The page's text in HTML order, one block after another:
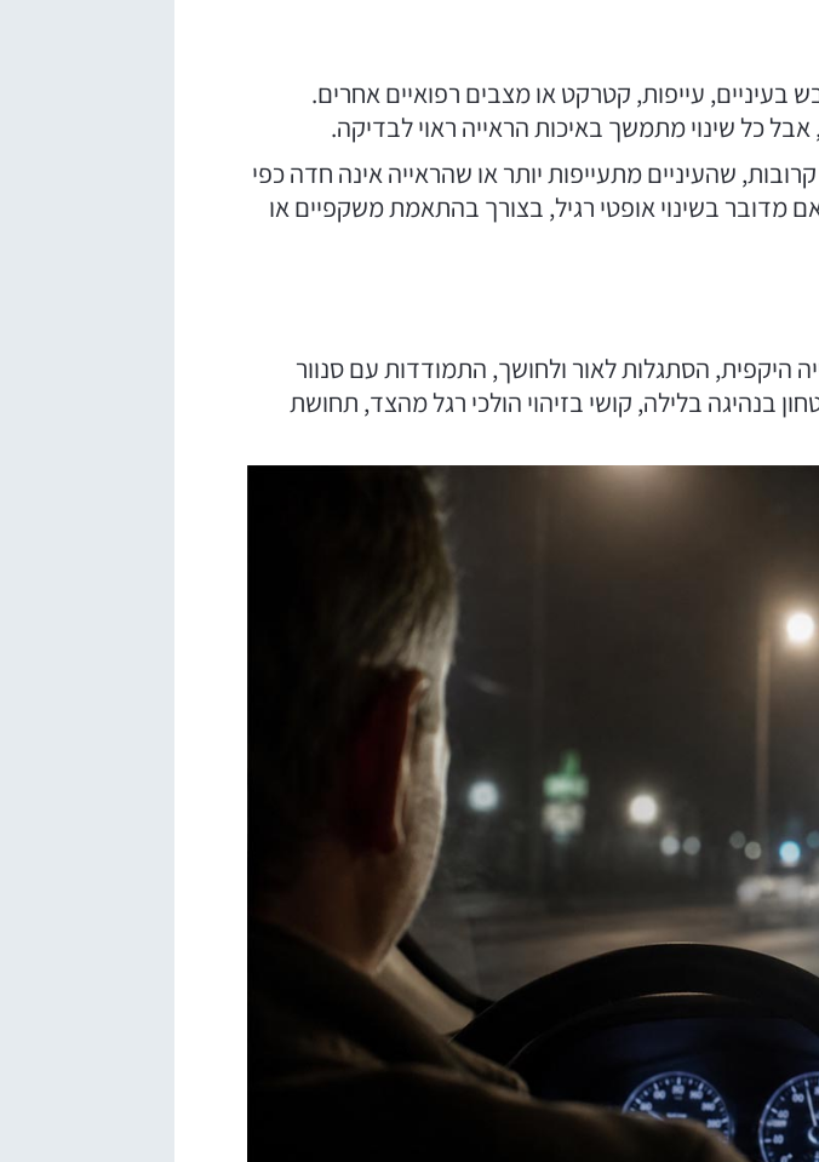
בעיניים, עייפות, קטרקט או מצבים רפואיים אחרים.
כל שינוי מתמשך באיכות הראייה ראוי לבדיקה.
שהעיניים מתעייפות יותר או שהראייה אינה חדה כפי
מדובר בשינוי אופטי רגיל, בצורך בהתאמת משקפיים או
היקפית, הסתגלות לאור ולחושך, התמודדות עם סנוור
בנהיגה בלילה, קושי בזיהוי הולכי רגל מהצד, תחושת